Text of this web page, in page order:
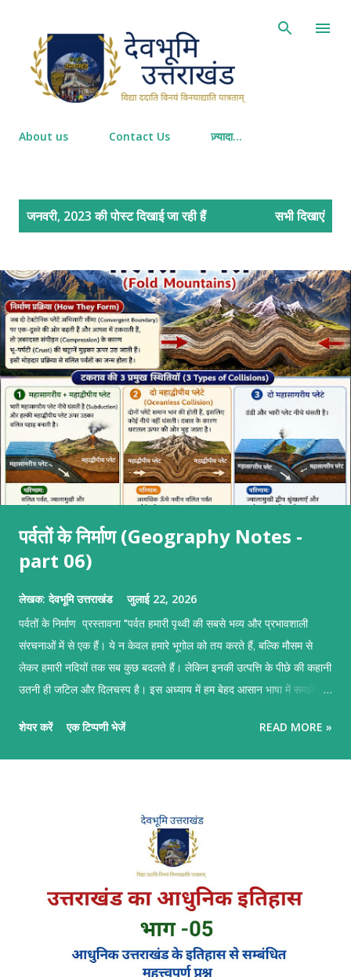
About us Contact Us ज़्यादा…
जनवरी, 2023 की पोस्ट दिखाई जा रही हैं सभी दिखाएं
पर्वतों के निर्माण (Geography Notes -
part 06)
लेखक:देवभूमि उत्तराखंड जुलाई 22, 2026
पर्वतों के निर्माण प्रस्तावना "पर्वत हमारी पृथ्वी की सबसे भव्य और प्रभावशाली
संरचनाओं में से एक हैं। ये न केवल हमारे भूगोल को तय करते हैं, बल्कि मौसम से
लेकर हमारी नदियों तक सब कुछ बदलते हैं। लेकिन इनकी उत्पत्ति के पीछे की कहानी
उतनी ही जटिल और दिलचस्प है। इस अध्याय में हम बेहद आसान भाषा में समझेंगे
जन्म कैसे होता है।" पर्वतों के निर्माण पर्वतों के निर्माण का मुख्य आधार टेक्टोनिक
जब ये प्लेटें एक-दूसरे की ओर बढ़ती हैं, दूर जाती हैं या आपस में रगड़ खाती हैं, तो
पृथ्वी की भूपर्पटी (Crust) पर भीषण तनाव और दबाव बनता है। इसी हलचल के
कारण ज़मीन का हिस्सा या तो ऊपर उठ जाता है या फिर ज्वालामुखी के मैग्मा के
जमाव से पहाड़ का रूप ले लेता है। पर्वतों के मुख्य प्रकार पर्...
शेयर करें एक टिप्पणी भेजें READ MORE »